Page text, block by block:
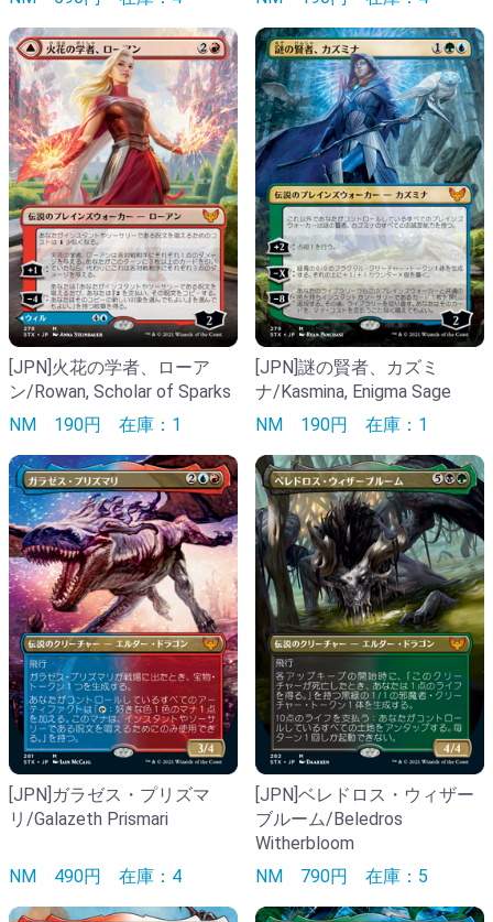
[JPN]火花の学者、ローア
ン/Rowan, Scholar of Sparks
NM 190円 在庫：1
[JPN]謎の賢者、カズミ
ナ/Kasmina, Enigma Sage
NM 190円 在庫：1
[JPN]ガラゼス・プリズマ
リ/Galazeth Prismari
NM 490円 在庫：4
[JPN]ベレドロス・ウィザー
ブルーム/Beledros
Witherbloom
NM 790円 在庫：5